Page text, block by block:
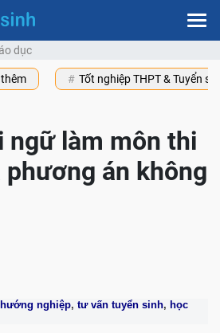
dục
Tốt nghiệp THPT & Tuyển
ngữ làm môn thi
phương án không
hướng nghiệp, tư vấn tuyển sinh, học